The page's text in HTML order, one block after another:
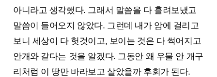
아니라고 생각했다. 그래서 말씀을 다 흘려보냈고
말씀이 들어오지 않았다. 그런데 내가 암에 걸리고
보니 세상이 다 헛것이고, 보이는 것은 다 썩어지고
안개와 같다는 것을 알겠다. 그동안 왜 우물 안 개구
리처럼 이 땅만 바라보고 살았을까 후회가 된다.